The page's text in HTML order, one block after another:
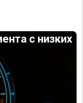
с низких